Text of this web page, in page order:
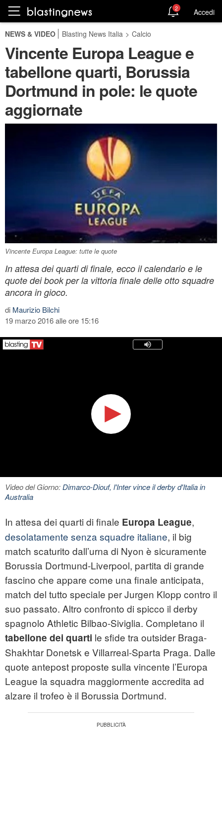
2 Accedi
NEWS & VIDEO Blasting News Italia > Calcio
Vincente Europa League e
tabellone quarti, Borussia
Dortmund in pole: le quote
aggiornate
Vincente Europa League: tutte le quote
In attesa dei quarti di finale, ecco il calendario e le
quote dei book per la vittoria finale delle otto squadre
ancora in gioco.
di Maurizio Bilchi
19 marzo 2016 alle ore 15:16
Video del Giorno:Dimarco-Diouf, l'Inter vince il derby d'Italia in
Australia
In attesa dei quarti di finale Europa League,
desolatamente senza squadre italiane, il big
match scaturito dall’urna di Nyon è sicuramente
Borussia Dortmund-Liverpool, partita di grande
fascino che appare come una finale anticipata,
match del tutto speciale per Jurgen Klopp contro il
suo passato. Altro confronto di spicco il derby
spagnolo Athletic Bilbao-Siviglia. Completano il
tabellone dei quarti le sfide tra outsider Braga-
Shakhtar Donetsk e Villarreal-Sparta Praga. Dalle
quote antepost proposte sulla vincente l’Europa
League la squadra maggiormente accredita ad
alzare il trofeo è il Borussia Dortmund.